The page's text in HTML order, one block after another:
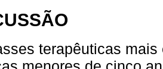
terapêuticas